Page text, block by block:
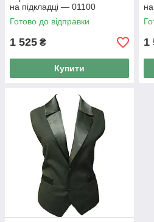
на підкладці — 01100
Готово до відправки
1 525 ₴
Купити
1